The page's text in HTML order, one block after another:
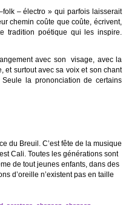
– électro » qui parfois laisserait
chemin coûte que coûte, écrivent,
tradition poétique qui les inspire.
avec son visage, avec la
et surtout avec sa voix et son chant
. Seule la prononciation de certains
du Breuil. C’est fête de la musique
Cali. Toutes les générations sont
de tout jeunes enfants, dans des
d’oreille n’existent pas en taille